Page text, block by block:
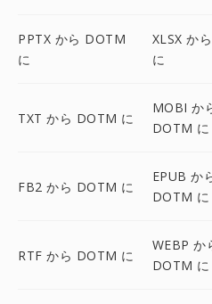
PPTX から DOTM
に
XLSX か
に
TXT から DOTM に
MOBI か
DOTM に
FB2 から DOTM に
EPUB か
DOTM に
RTF から DOTM に
WEBP か
DOTM に